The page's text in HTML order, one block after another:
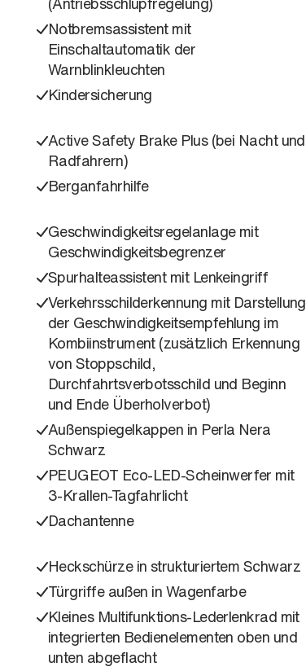
Notbremsassistent mit
Einschaltautomatik der
Warnblinkleuchten
Kindersicherung
Active Safety Brake Plus (bei Nacht und
Radfahrern)
Berganfahrhilfe
Geschwindigkeitsregelanlage mit
Geschwindigkeitsbegrenzer
Spurhalteassistent mit Lenkeingriff
Verkehrsschilderkennung mit Darstellung
der Geschwindigkeitsempfehlung im
Kombiinstrument (zusätzlich Erkennung
von Stoppschild,
Durchfahrtsverbotsschild und Beginn
und Ende Überholverbot)
Außenspiegelkappen in Perla Nera
Schwarz
PEUGEOT Eco-LED-Scheinwerfer mit
3-Krallen-Tagfahrlicht
Dachantenne
Heckschürze in strukturiertem Schwarz
Türgriffe außen in Wagenfarbe
Kleines Multifunktions-Lederlenkrad mit
integrierten Bedienelementen oben und
unten abgeflacht